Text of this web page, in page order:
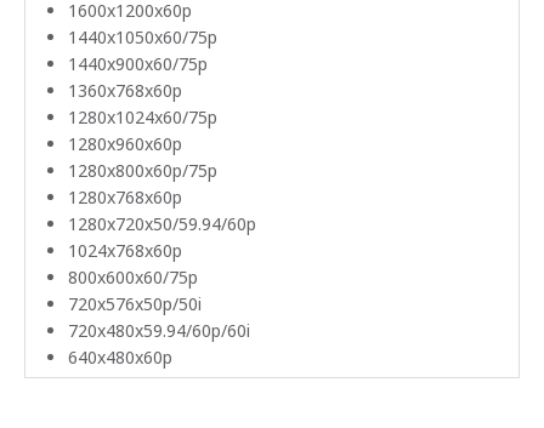
1600x1200x60p
1440x1050x60/75p
1440x900x60/75p
1360x768x60p
1280x1024x60/75p
1280x960x60p
1280x800x60p/75p
1280x768x60p
1280x720x50/59.94/60p
1024x768x60p
800x600x60/75p
720x576x50p/50i
720x480x59.94/60p/60i
640x480x60p